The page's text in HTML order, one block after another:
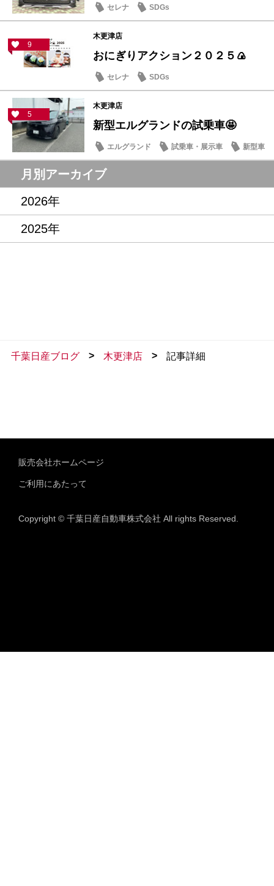
セレナ SDGs
9
木更津店
おにぎりアクション２０２５🍙
セレナ SDGs
5
木更津店
新型エルグランドの試乗車🤩
エルグランド 試乗車・展示車 新型車
月別アーカイブ
2026年
2025年
千葉日産ブログ > 木更津店 > 記事詳細
販売会社ホームページ
ご利用にあたって
Copyright © 千葉日産自動車株式会社 All rights Reserved.